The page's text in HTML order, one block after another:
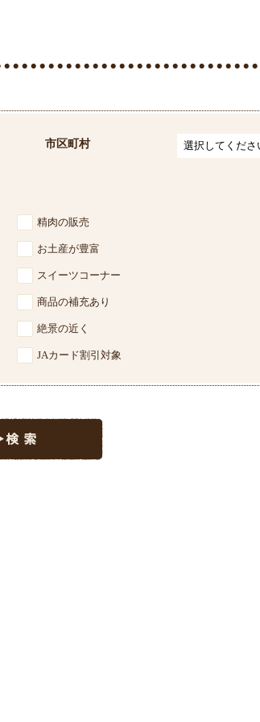
市区町村
精肉の販売
お土産が豊富
スイーツコーナー
商品の補充あり
絶景の近く
JAカード割引対象